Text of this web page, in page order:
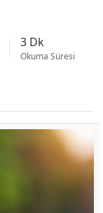
3 Dk
Okuma Süresi